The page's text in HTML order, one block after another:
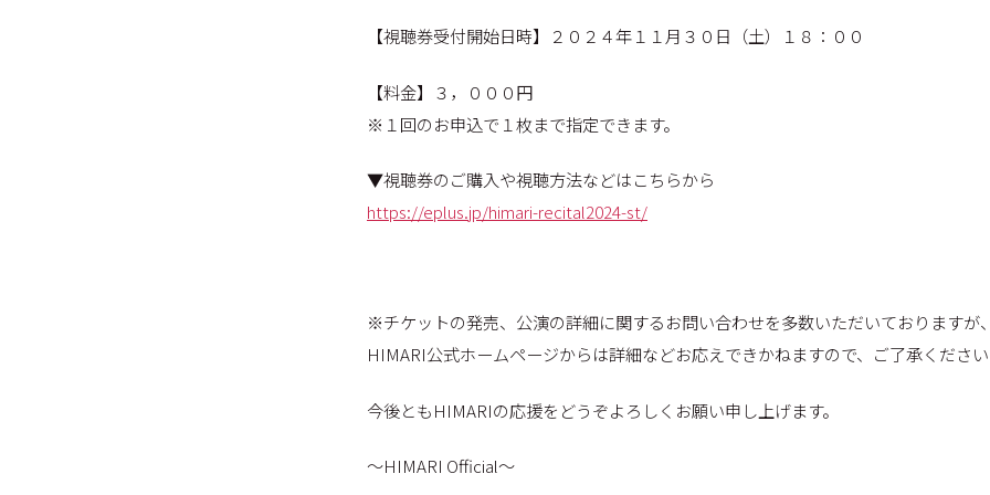
【視聴券受付開始日時】２０２４年１１月３０日（土）１８：００
【料金】３，０００円
※１回のお申込で１枚まで指定できます。
▼視聴券のご購入や視聴方法などはこちらから
https://eplus.jp/himari-recital2024-st/
※チケットの発売、公演の詳細に関するお問い合わせを多数いただいておりますが、
HIMARI公式ホームページからは詳細などお応えできかねますので、ご了承ください
今後ともHIMARIの応援をどうぞよろしくお願い申し上げます。
〜HIMARI Official〜